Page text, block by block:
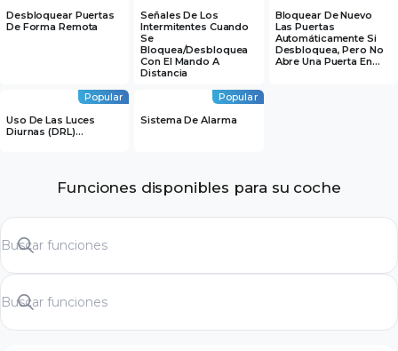
Desbloquear Puertas
De Forma Remota
Señales De Los
Intermitentes Cuando
Se
Bloquea/desbloquea
Con El Mando A
Distancia
Bloquear De Nuevo
Las Puertas
Automáticamente Si
Desbloquea, Pero No
Abre Una Puerta En…
Popular
Uso De Las Luces
Diurnas (DRL)…
Popular
Sistema De Alarma
Funciones disponibles para su coche